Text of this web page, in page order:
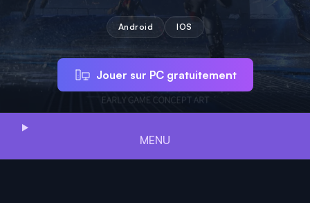
Android IOS
Jouer sur PC gratuitement
MENU